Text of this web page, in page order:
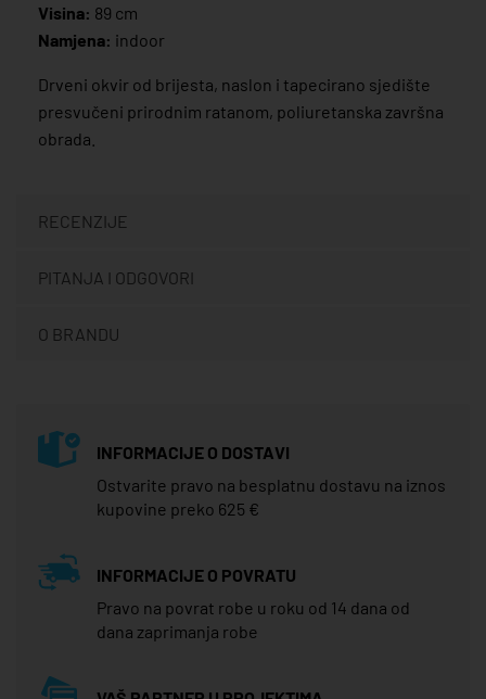
Visina: 89 cm
Namjena: indoor
Drveni okvir od brijesta, naslon i tapecirano sjedište
presvučeni prirodnim ratanom, poliuretanska završna
obrada.
RECENZIJE
PITANJA I ODGOVORI
O BRANDU
INFORMACIJE O DOSTAVI
Ostvarite pravo na besplatnu dostavu na iznos
kupovine preko 625 €
INFORMACIJE O POVRATU
Pravo na povrat robe u roku od 14 dana od
dana zaprimanja robe